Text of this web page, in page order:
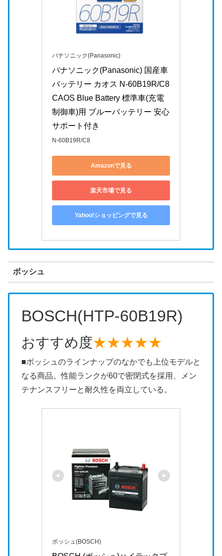
パナソニック(Panasonic)
パナソニック(Panasonic) 国産車
バッテリー カオス N-60B19R/C8
CAOS Blue Battery 標準車(充電
制御車)用 ブルーバッテリー 安心
サポート付き
N-60B19R/C8
Amazonで見る
楽天市場で見る
Yahoo!ショッピングで見る
ボッシュ
BOSCH(HTP-60B19R)
おすすめ度★★★★★
■ボッシュのラインナップのなかでも上位モデルと
なる商品。性能ランクが60で密閉式を採用、メン
テナンスフリーと耐久性を両立している。
ボッシュ(BOSCH)